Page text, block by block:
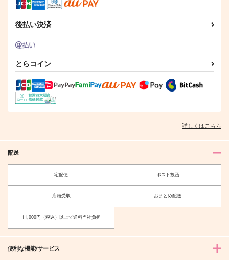
Small Step Love
1,870円（税込）
ロックマン×ナナリー
サンプル
作品詳細
LOD
1,540円（税込）
サンプル
作品詳細
サンプル
作品詳細
colors/□□□
y-Ulysses
3,144円
COLORS
ゆめみごこち
後払い決済
とらコイン
詳しくはこちら
配送
宅配便 ポスト投函
店頭受取 おまとめ配送
11,000円（税込）以上で送料当社負担
便利な機能/サービス